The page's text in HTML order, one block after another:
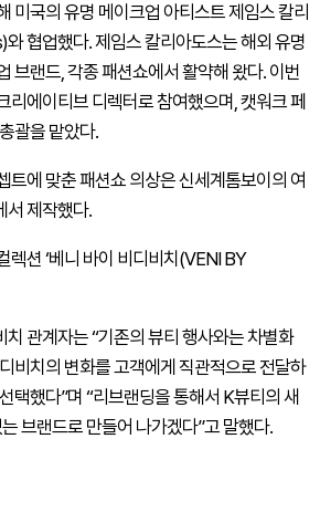
미국의 유명 메이크업 아티스트 제임스 칼리
협업했다. 제임스 칼리아도스는 해외 유명
브랜드, 각종 패션쇼에서 활약해 왔다. 이번
리에이티브 디렉터로 참여했으며, 캣워크 페
괄을 맡았다.
트에 맞춘 패션쇼 의상은 신세계톰보이의 여
서 제작했다.
렉션 ‘베니 바이 비디비치(VENI BY
관계자는 “기존의 뷰티 행사와는 차별화
비치의 변화를 고객에게 직관적으로 전달하
택했다”며 “리브랜딩을 통해서 K뷰티의 새
브랜드로 만들어 나가겠다”고 말했다.